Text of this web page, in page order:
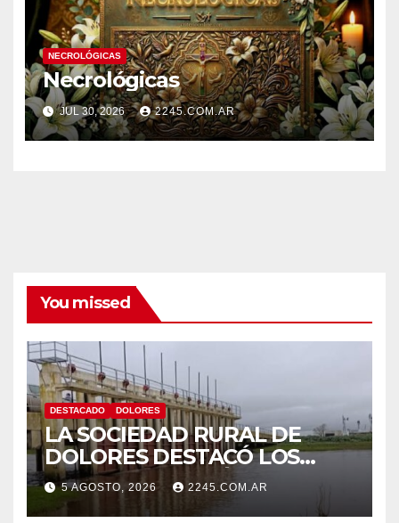
NECROLÓGICAS
Necrológicas
JUL 30, 2026 2245.COM.AR
You missed
DESTACADO DOLORES
LA SOCIEDAD RURAL DE
DOLORES DESTACÓ LOS
TRABAJOS HIDRÁULICOS
REALIZADOS EN EL CANAL 1
5 AGOSTO, 2026 2245.COM.AR